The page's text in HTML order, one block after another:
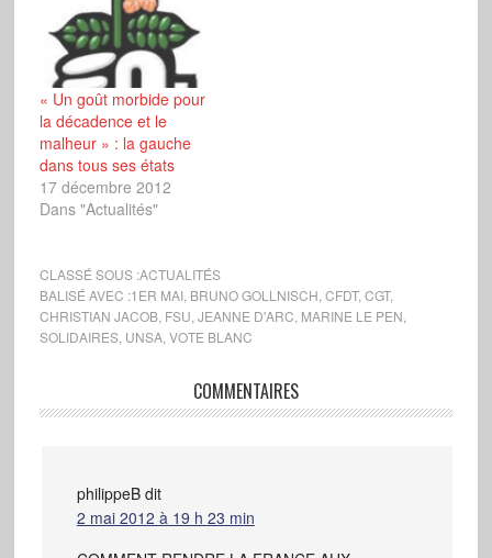
« Un goût morbide pour
la décadence et le
malheur » : la gauche
dans tous ses états
17 décembre 2012
Dans "Actualités"
CLASSÉ SOUS :ACTUALITÉS
BALISÉ AVEC :1ER MAI, BRUNO GOLLNISCH CFDT, CGT,
CHRISTIAN JACOB, FSU JEANNE D'ARC MARINE LE PEN
SOLIDAIRES, UNSA, VOTE BLANC
COMMENTAIRES
philippeB dit
2 mai 2012 à 19 h 23 min